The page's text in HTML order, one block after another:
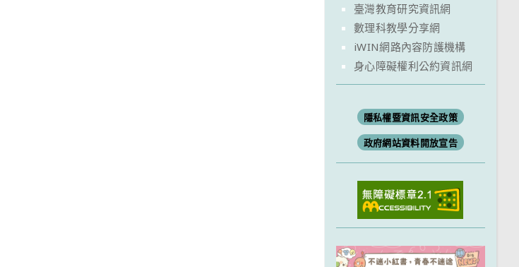
臺灣教育研究資訊網
數理科教學分享網
iWIN網路內容防護機構
身心障礙權利公約資訊網
隱私權暨資訊安全政策
政府網站資料開放宣告